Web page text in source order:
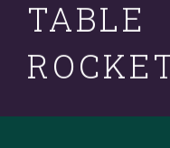
TABLE